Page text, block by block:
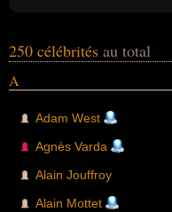
250 célébrités au total
A
Adam West
Agnès Varda
Alain Jouffroy
Alain Mottet